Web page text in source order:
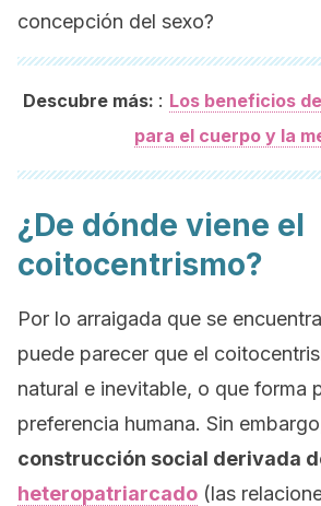
concepción del sexo?
Descubre más: : Los beneficios
para el cuerpo y la
¿De dónde viene el
coitocentrismo?
Por lo arraigada que se
puede parecer que el
natural e inevitable, o que forma
preferencia humana. Sin
construcción social derivada
heteropatriarcado (las